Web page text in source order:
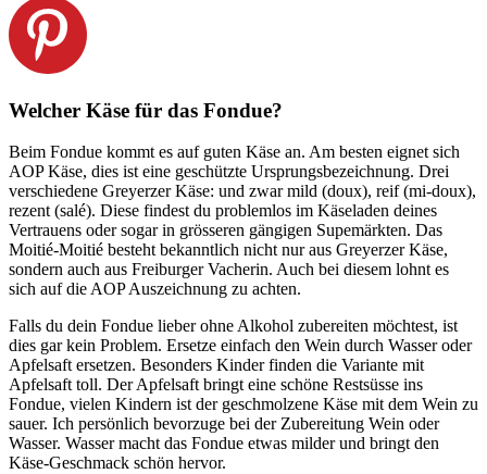
Welcher Käse für das Fondue?
Beim Fondue kommt es auf guten Käse an. Am besten eignet sich
AOP Käse, dies ist eine geschützte Ursprungsbezeichnung. Drei
verschiedene Greyerzer Käse: und zwar mild (doux), reif (mi-doux),
rezent (salé). Diese findest du problemlos im Käseladen deines
Vertrauens oder sogar in grösseren gängigen Supemärkten. Das
Moitié-Moitié besteht bekanntlich nicht nur aus Greyerzer Käse,
sondern auch aus Freiburger Vacherin. Auch bei diesem lohnt es
sich auf die AOP Auszeichnung zu achten.
Falls du dein Fondue lieber ohne Alkohol zubereiten möchtest, ist
dies gar kein Problem. Ersetze einfach den Wein durch Wasser oder
Apfelsaft ersetzen. Besonders Kinder finden die Variante mit
Apfelsaft toll. Der Apfelsaft bringt eine schöne Restsüsse ins
Fondue, vielen Kindern ist der geschmolzene Käse mit dem Wein zu
sauer. Ich persönlich bevorzuge bei der Zubereitung Wein oder
Wasser. Wasser macht das Fondue etwas milder und bringt den
Käse-Geschmack schön hervor.